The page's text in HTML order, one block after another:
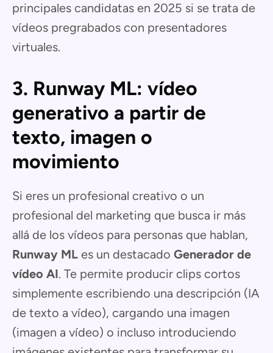
principales candidatas en 2025 si se trata de
vídeos pregrabados con presentadores
virtuales.
3. Runway ML: vídeo
generativo a partir de
texto, imagen o
movimiento
Si eres un profesional creativo o un
profesional del marketing que busca ir más
allá de los vídeos para personas que hablan,
Runway ML es un destacado Generador de
vídeo AI. Te permite producir clips cortos
simplemente escribiendo una descripción (IA
de texto a vídeo), cargando una imagen
(imagen a vídeo) o incluso introduciendo